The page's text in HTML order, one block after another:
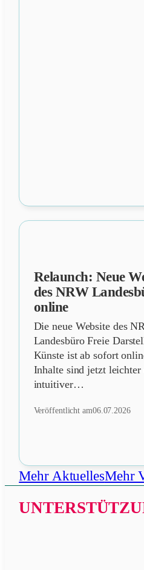
NEWS
Relaunch: Neue
des NRW
online
Die neue Website des
Landesbüro Freie
Künste ist ab sofort
Inhalte sind jetzt leichter
intuitiver…
Veröffentlicht am06.07.2026
Mehr AktuellesMehr